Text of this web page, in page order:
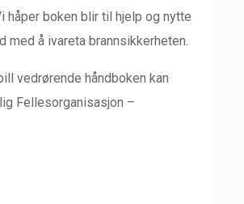
håper boken blir til hjelp og nytte
med å ivareta brannsikkerheten.
vedrørende håndboken kan
Fellesorganisasjon –